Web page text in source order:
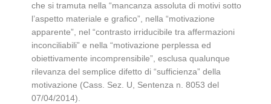
che si tramuta nella “mancanza assoluta di motivi sotto
l’aspetto materiale e grafico”, nella “motivazione
apparente”, nel “contrasto irriducibile tra affermazioni
inconciliabili” e nella “motivazione perplessa ed
obiettivamente incomprensibile”, esclusa qualunque
rilevanza del semplice difetto di “sufficienza” della
motivazione (Cass. Sez. U, Sentenza n. 8053 del
07/04/2014).